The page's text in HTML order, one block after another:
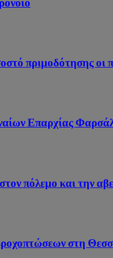
πριμοδότησης οι
Επαρχίας
πόλεμο και την
στη